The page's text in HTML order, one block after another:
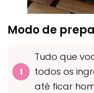
Modo de
Tudo que
todos os
até ficar